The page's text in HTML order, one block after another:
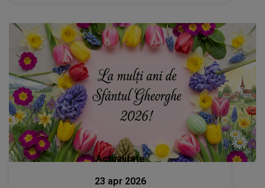
Actualitate
23 apr 2026